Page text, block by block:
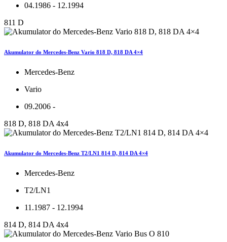
04.1986 - 12.1994
811 D
Akumulator do Mercedes-Benz Vario 818 D, 818 DA 4×4
Mercedes-Benz
Vario
09.2006 -
818 D, 818 DA 4x4
Akumulator do Mercedes-Benz T2/LN1 814 D, 814 DA 4×4
Mercedes-Benz
T2/LN1
11.1987 - 12.1994
814 D, 814 DA 4x4